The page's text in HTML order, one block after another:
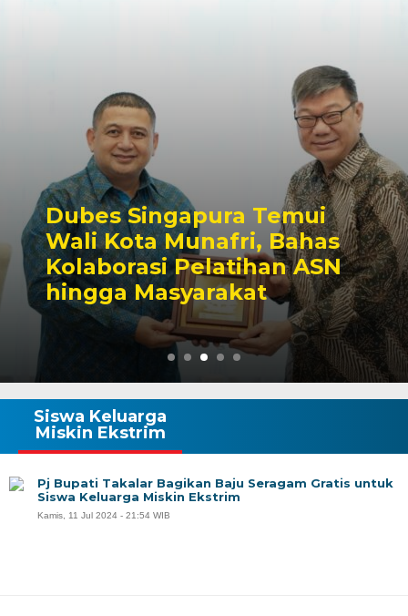
Dubes Singapura Temui
Wali Kota Munafri, Bahas
Kolaborasi Pelatihan ASN
hingga Masyarakat
Siswa Keluarga
Miskin Ekstrim
Pj Bupati Takalar Bagikan Baju Seragam Gratis untuk
Siswa Keluarga Miskin Ekstrim
Kamis, 11 Jul 2024 - 21:54 WIB